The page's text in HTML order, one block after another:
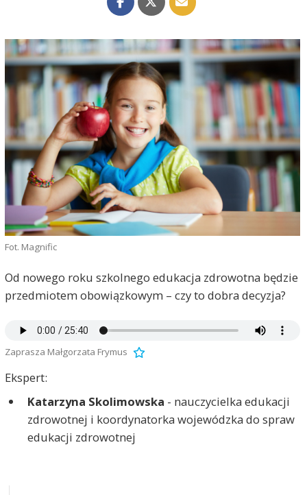
Fot. Magnific
Od nowego roku szkolnego edukacja zdrowotna będzie
przedmiotem obowiązkowym – czy to dobra decyzja?
Zaprasza Małgorzata Frymus
Ekspert:
Katarzyna Skolimowska - nauczycielka edukacji
zdrowotnej i koordynatorka wojewódzka do spraw
edukacji zdrowotnej